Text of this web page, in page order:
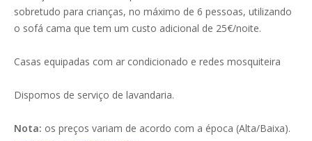
sobretudo para crianças, no máximo de 6 pessoas, utilizando
o sofá cama que tem um custo adicional de 25€/noite.
Casas equipadas com ar condicionado e redes mosquiteira
Dispomos de serviço de lavandaria.
Nota: os preços variam de acordo com a época (Alta/Baixa).